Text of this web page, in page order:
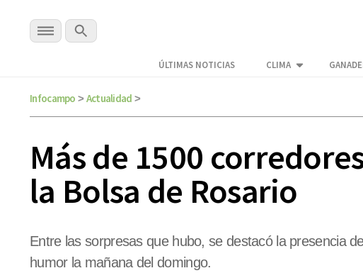
ÚLTIMAS NOTICIAS CLIMA
Infocampo > Actualidad >
Más de 1500
la Bolsa de Rosario
Entre las sorpresas que hubo, se destacó la presencia
humor la mañana del domingo.